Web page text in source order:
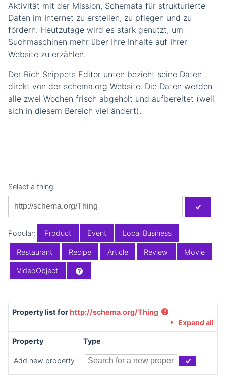
Aktivität mit der Mission, Schemata für strukturierte
Daten im Internet zu erstellen, zu pflegen und zu
fördern. Heutzutage wird es stark genutzt, um
Suchmaschinen mehr über Ihre Inhalte auf Ihrer
Website zu erzählen.
Der Rich Snippets Editor unten bezieht seine Daten
direkt von der schema.org Website. Die Daten werden
alle zwei Wochen frisch abgeholt und aufbereitet (weil
sich in diesem Bereich viel ändert).
Select a thing
Popular: Product Event Local Business
Restaurant Recipe Article Review Movie
VideoObject
Property list forhttp://schema.org/Thing
Expand all
Property Type
Add new property